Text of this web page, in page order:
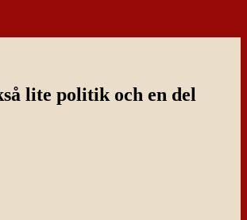
lite politik och en del